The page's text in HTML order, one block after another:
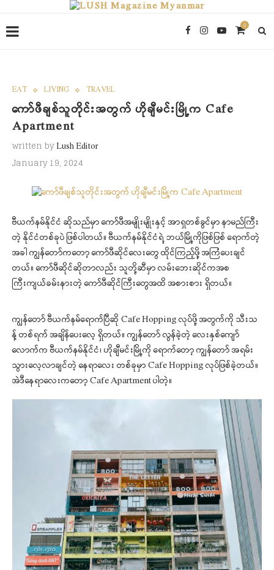
0
EAT LIVING TRAVEL
ကော်ဖီချစ်သူတိုင်းအတွက် ဟိုချီမင်းမြို့က Cafe
Apartment
written byLush Editor
January 19, 2024
ဗီယက်နမ်နိုင်ငံ ဆိုသည်မှာ ကော်ဖီအမျိုးမျိုးနှင့် အာရှတစ်ခွင်မှာ နာမည်ကြီး
တဲ့ နိုင်ငံတစ်ခုပဲ ဖြစ်ပါတယ်။ ဗီယက်နမ်နိုင်ငံရဲ့ ဘယ်မြို့ကိုဖြစ်ဖြစ် ရောက်တဲ့
အခါ ကျွန်တော်ကတော့ ကော်ဖီဆိုင်လေးတွေ ထိုင်ကြည့်ဖို့ အကြံပေးချင်
တယ်။ ကော်ဖီဆိုင်ဆိုတာလည်း သူတို့ဆီမှာ လမ်းဘေးဆိုင်ကအစ
ကြီးကျယ်ခမ်းနားတဲ့ ကော်ဖီဆိုင်ကြီးတွေအထိ အစားစား ရှိတယ်။
ကျွန်တော် ဗီယက်နမ်ရောက်ပြီဆို Cafe Hopping လုပ်ဖို့ အတွက်ကို သီးသ
န့် တစ်ရက် အချိန်ပေးလေ့ ရှိတယ်။ ကျွန်တော် လွန်ခဲ့တဲ့ လေးနှစ်ကျော်
လောက်က ဗီယက်နမ်နိုင်ငံ၊ ဟိုချီမင်းမြို့ကို ရောက်တော့ ကျွန်တော် အရမ်း
သွားလေ့လာချင်တဲ့ နေရာလေး တစ်ခုမှာ Cafe Hopping လုပ်ဖြစ်ခဲ့တယ်။
အဲဒီနေရာလေးကတော့ Cafe Apartment ပါတဲ့။